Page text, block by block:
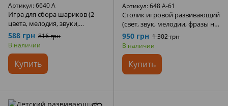
Артикул: 6640 A
Игра для сбора шариков (2
цвета, мелодия, звуки,
подсветка, таймер, считает
баллы, шарики в коробке)
588 грн 816 грн
В наличии
Купить
Артикул: 648 A-61
Столик игровой развивающий
(свет, звук, мелодии, фразы на
английском, на батарейках)
648 A-61
950 грн 1 302 грн
В наличии
Купить